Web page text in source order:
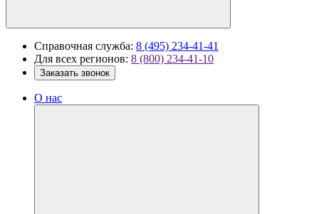
Справочная служба: 8 (495) 234-41-41
Для всех регионов: 8 (800) 234-41-10
Заказать звонок
О нас